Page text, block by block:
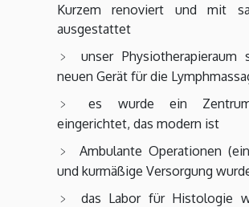
Kurzem renoviert und mit
ausgestattet
unser
neuen Gerät für die
es wurde ein
eingerichtet, das modern ist
Ambulante Operationen
und kurmäßige Versorgung
das Labor für Histologie